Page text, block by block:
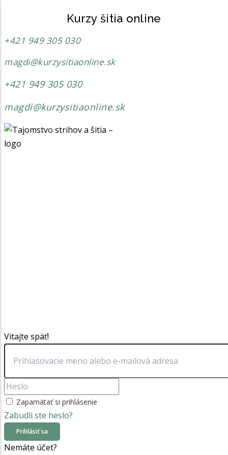
Kurzy šitia online
+421 949 305 030
magdi@kurzysitiaonline.sk
+421 949 305 030
magdi@kurzysitiaonline.sk
Môj účet
Moje kurzy
Vitajte späť!
Zapamätať si prihlásenie
Zabudli ste heslo?
Prihlásiť sa
Nemáte účet?